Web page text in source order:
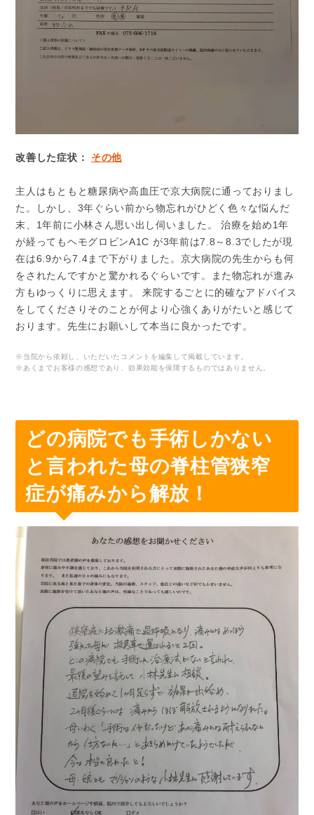
改善した症状： その他
主人はもともと糖尿病や高血圧で京大病院に通っておりまし
た。しかし、3年ぐらい前から物忘れがひどく色々な悩んだ
末、1年前に小林さん思い出し伺いました。 治療を始め1年
が経ってもヘモグロビンA1C が3年前は7.8～8.3でしたが現
在は6.9から7.4まで下がりました。京大病院の先生からも何
をされたんですかと驚かれるぐらいです。また物忘れが進み
方もゆっくりに思えます。 来院するごとに的確なアドバイス
をしてくださりそのことが何より心強くありがたいと感じて
おります。先生にお願いして本当に良かったです。
※当院から依頼し、いただいたコメントを編集して掲載しています。
※あくまでお客様の感想であり、効果効能を保障するものではありません。
どの病院でも手術しかない
と言われた母の脊柱管狭窄
症が痛みから解放！